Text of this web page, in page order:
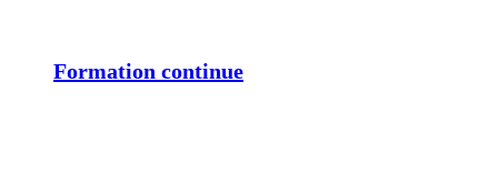
Formation continue